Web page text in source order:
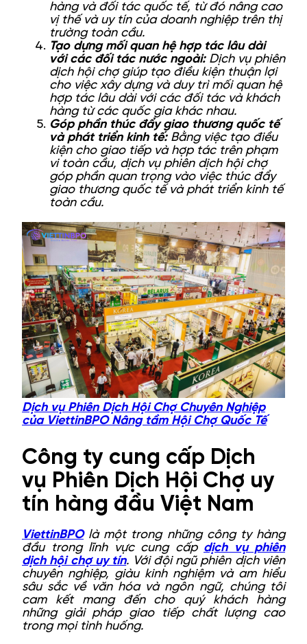
hàng và đối tác quốc tế, từ đó nâng cao
vị thế và uy tín của doanh nghiệp trên thị
trường toàn cầu.
Tạo dựng mối quan hệ hợp tác lâu dài
với các đối tác nước ngoài:Dịch vụ phiên
dịch hội chợ giúp tạo điều kiện thuận lợi
cho việc xây dựng và duy trì mối quan hệ
hợp tác lâu dài với các đối tác và khách
hàng từ các quốc gia khác nhau.
Góp phần thúc đẩy giao thương quốc tế
và phát triển kinh tế:Bằng việc tạo điều
kiện cho giao tiếp và hợp tác trên phạm
vi toàn cầu, dịch vụ phiên dịch hội chợ
góp phần quan trọng vào việc thúc đẩy
giao thương quốc tế và phát triển kinh tế
toàn cầu.
Dịch vụ Phiên Dịch Hội Chợ Chuyên Nghiệp
của ViettinBPO Nâng tầm Hội Chợ Quốc Tế
Công ty cung cấp Dịch
vụ Phiên Dịch Hội Chợ uy
tín hàng đầu Việt Nam
ViettinBPOlà một trong những công ty hàng
đầu trong lĩnh vực cung cấp dịch vụ phiên
dịch hội chợ uy tín. Với đội ngũ phiên dịch viên
chuyên nghiệp, giàu kinh nghiệm và am hiểu
sâu sắc về văn hóa và ngôn ngữ, chúng tôi
cam kết mang đến cho quý khách hàng
những giải pháp giao tiếp chất lượng cao
trong mọi tình huống.